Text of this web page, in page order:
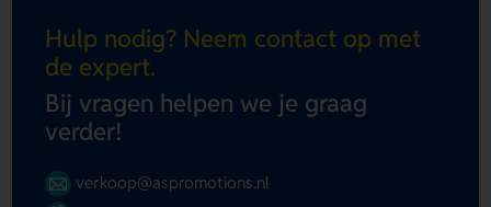
Hulp nodig? Neem contact op met
de expert.
Bij vragen helpen we je graag
verder!
verkoop@aspromotions.nl